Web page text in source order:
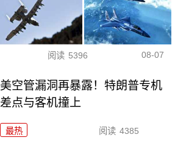
阅读 5396 08-07
美空管漏洞再暴露！特朗普专机
差点与客机撞上
最热 阅读 4385